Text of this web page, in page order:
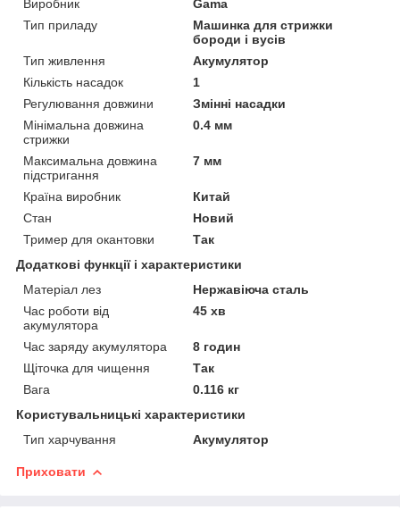
Виробник
Gama
Тип приладу
Машинка для стрижки
бороди і вусів
Тип живлення
Акумулятор
Кількість насадок
1
Регулювання довжини
Змінні насадки
Мінімальна довжина
стрижки
0.4 мм
Максимальна довжина
підстригання
7 мм
Країна виробник
Китай
Стан
Новий
Тример для окантовки
Так
Додаткові функції і характеристики
Матеріал лез
Нержавіюча сталь
Час роботи від
акумулятора
45 хв
Час заряду акумулятора
8 годин
Щіточка для чищення
Так
Вага
0.116 кг
Користувальницькі характеристики
Тип харчування
Акумулятор
Приховати